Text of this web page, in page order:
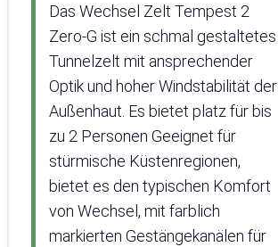
Das Wechsel Zelt Tempest 2
Zero-G ist ein schmal gestaltetes
Tunnelzelt mit ansprechender
Optik und hoher Windstabilität der
Außenhaut. Es bietet platz für bis
zu 2 Personen Geeignet für
stürmische Küstenregionen,
bietet es den typischen Komfort
von Wechsel, mit farblich
markierten Gestängekanälen für